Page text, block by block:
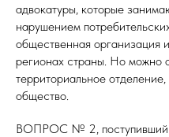
адвокатуры, которые
нарушением
общественная организация
регионах страны. Но можно
территориальное
общество.
ВОПРОС № 2, поступивший